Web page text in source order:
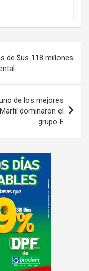
de $us 118 millones
de los mejores
dominaron el
grupo E